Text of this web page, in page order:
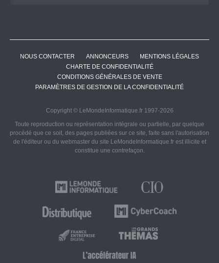
NOUS CONTACTER ANNONCEURS
MENTIONS LÉGALES
CHARTE DE CONFIDENTIALITÉ
CONDITIONS GÉNÉRALES DE VENTE
PARAMÈTRES DE GESTION DE LA CONFIDENTIALITÉ
Copyright © LeMondeInformatique.fr 1997-2026
Toute reproduction ou représentation intégrale ou partielle, par quelque
procédé que ce soit, des pages publiées sur ce site, faite sans l'autorisation
de l'éditeur ou du webmaster du site LeMondeInformatique.fr est illicite et
constitue une contrefaçon.